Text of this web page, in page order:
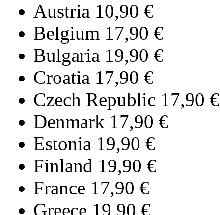
Austria 10,90 €⁠
Belgium 17,90 €⁠
Bulgaria 19,90 €⁠
Croatia 17,90 €⁠
Czech Republic 17,90 €⁠
Denmark 17,90 €⁠
Estonia 19,90 €⁠
Finland 19,90 €⁠
France 17,90 €⁠
Greece 19,90 €⁠